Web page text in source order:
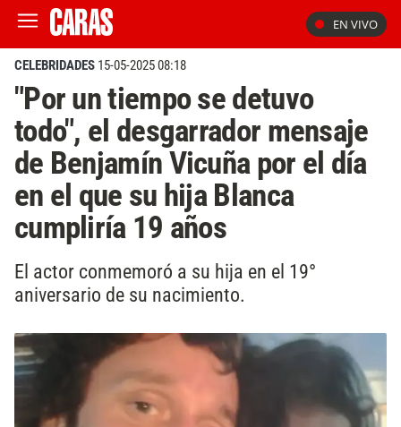
EN VIVO
CELEBRIDADES 15-05-2025 08:18
"Por un tiempo se detuvo
todo", el desgarrador mensaje
de Benjamín Vicuña por el día
en el que su hija Blanca
cumpliría 19 años
El actor conmemoró a su hija en el 19°
aniversario de su nacimiento.